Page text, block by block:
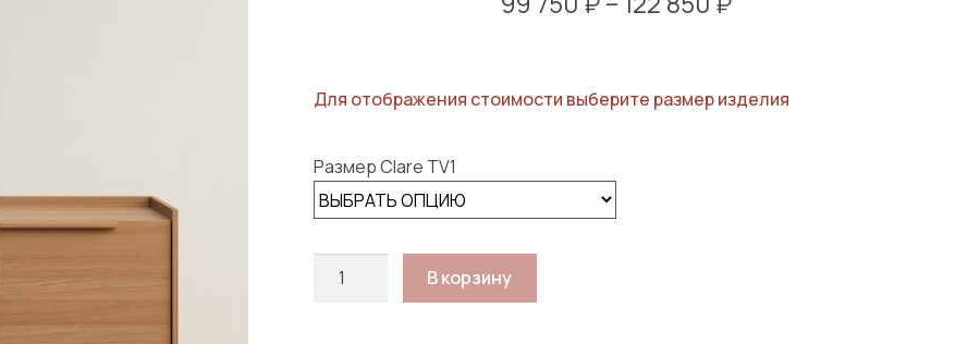
750 ₽
Для отображения стоимости выберите размер изделия
Размер Clare TV1
Количество
В корзину